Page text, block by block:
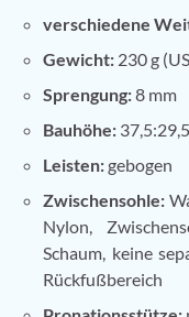
verschiedene
Gewicht: 230 g
Sprengung:8 mm
Bauhöhe:
Leisten:gebogen
Zwischensohle:
Nylon,
Schaum, keine
Rückfußbereich